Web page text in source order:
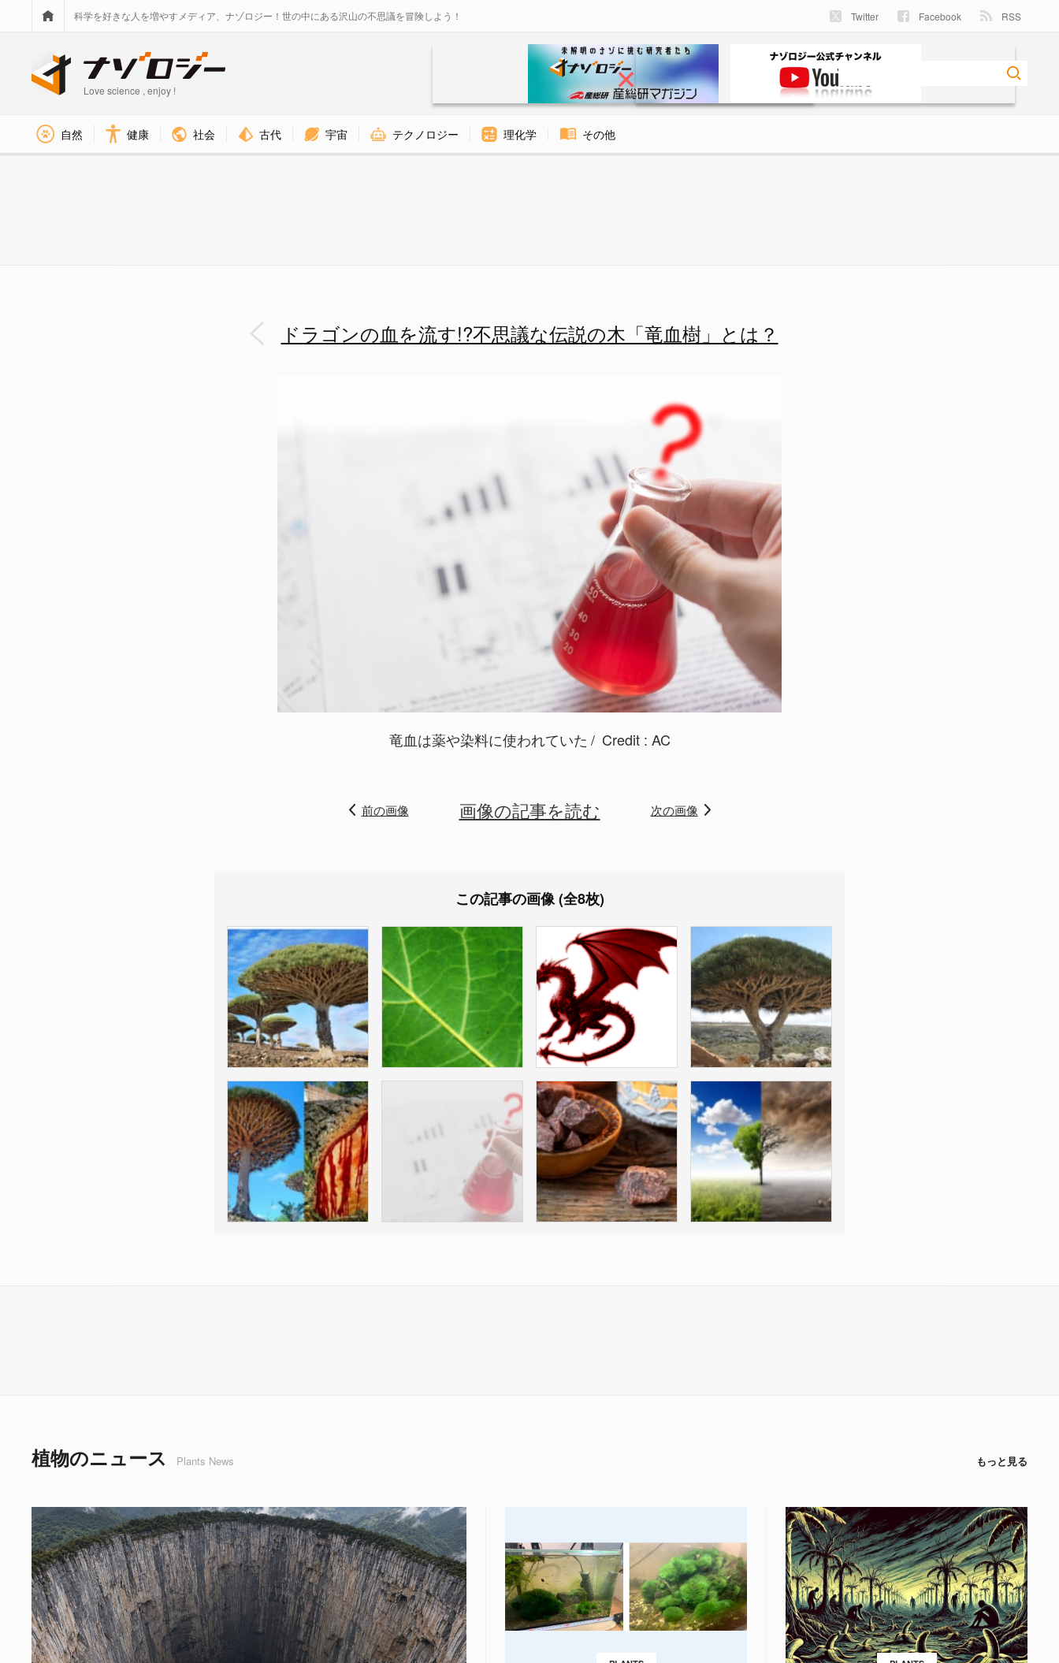
科学を好きな人を増やすメディア、ナゾロジー！世の中にある沢山の不思議を冒険しよう！ Twitter Facebook RSS
Love science , enjoy !
自然 健康 社会 古代 宇宙 テクノロジー 理化学 その他
ドラゴンの血を流す!?不思議な伝説の木「竜血樹」とは？
竜血は薬や染料に使われていた Credit : AC
前の画像 画像の記事を読む 次の画像
この記事の画像 (全8枚)
植物のニュース Plants News もっと見る